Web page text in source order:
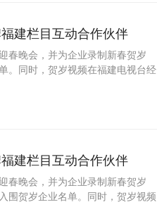
建栏目互动合作伙伴
春晚会，并为企业录制新春贺岁
。同时，贺岁视频在福建电视台经
建栏目互动合作伙伴
春晚会，并为企业录制新春贺岁
围贺岁企业名单。同时，贺岁视频